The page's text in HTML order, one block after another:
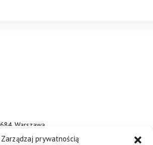
Zarządzaj prywatnością
Warszawa